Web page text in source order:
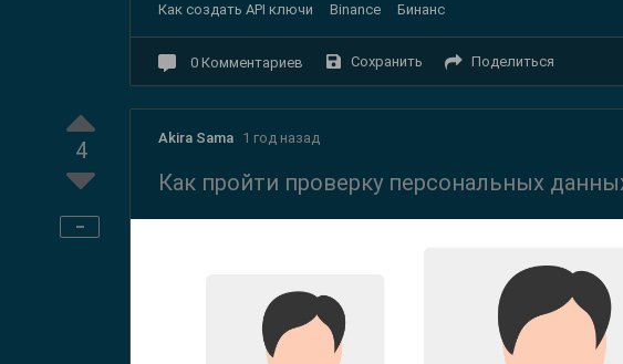
Как создать API ключи Binance Бинанс
0 Комментариев Сохранить Поделиться
4 Akira Sama 1 год назад
Как пройти проверку персональных